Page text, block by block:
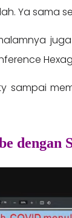
Ya sama
sampai
dengan